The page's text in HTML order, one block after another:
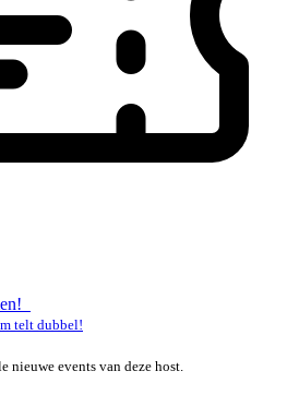
telt dubbel!
events van deze host.